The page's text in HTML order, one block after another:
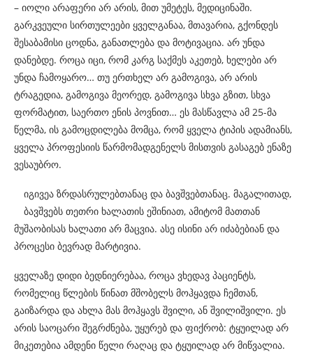
– იოლი არაფერი არ არის, მით უმეტეს, მედიცინაში.
გარკვეული სირთულეები ყველგანაა, მთავარია, გქონდეს
შესაბამისი ცოდნა, განათლება და მოტივაცია. არ უნდა
დანებდე. როცა იცი, რომ კარგ საქმეს აკეთებ, ხელები არ
უნდა ჩამოყარო… თუ ერთხელ არ გამოგივა, არ არის
ტრაგედია, გამოგივა მეორედ, გამოგივა სხვა გზით, სხვა
ფორმატით, საერთო ენის პოვნით… ეს მასწავლა ამ 25-მა
წელმა, ის გამოცდილება მომცა, რომ ყველა ტიპის ადამიანს,
ყველა პროფესიის წარმომადგენელს მისთვის გასაგებ ენაზე
ვესაუბრო.
იგივეა ზრდასრულებთანაც და ბავშვებთანაც. მაგალითად,
ბავშვებს თეთრი ხალათის ეშინიათ, ამიტომ მათთან
მუშაობისას ხალათი არ მაცვია. ასე ისინი არ იძაბებიან და
პროცესი ბევრად მარტივია.
ყველაზე დიდი ბედნიერებაა, როცა ვხედავ პაციენტს,
რომელიც წლების წინათ მშობელს მოჰყავდა ჩემთან,
გაიზარდა და ახლა მას მოჰყავს შვილი, ან შვილიშვილი. ეს
არის საოცარი შეგრძნება, უყურებ და ფიქრობ: ტყუილად არ
მიკეთებია ამდენი წელი რაღაც და ტყუილად არ მიწვალია.